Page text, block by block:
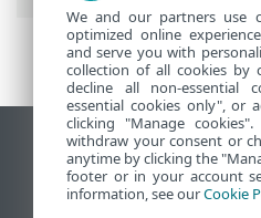
Ver sitio del escritorio
End of Life
Base de conocimiento
We and our partners use
optimized online
and serve you with
collection of all cookies by
decline all non-essential
essential cookies only", or
clicking "Manage
withdraw your consent or
anytime by clicking the
footer or in your account
information, see ourCookie